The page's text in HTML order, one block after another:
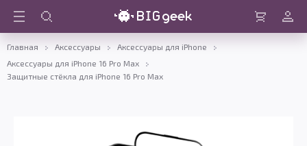
Войти
Главная Аксессуары
Аксессуары для iPhone
Аксессуары для iPhone 16 Pro Max
Защитные стёкла для iPhone 16 Pro Max